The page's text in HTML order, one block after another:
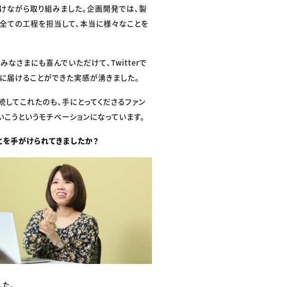
ながら取り組みました。企画開発では、製
ての工程を担当して、本当に様々なことを
なさまにも喜んでいただけて、Twitterで
届けることができた実感が湧きました。
てこれたのも、手にとってくださるファン
うというモチベーションになっています。
手がけられてきましたか？
。